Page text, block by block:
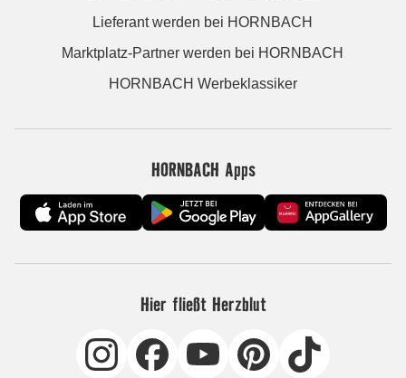
Lieferant werden bei HORNBACH
Marktplatz-Partner werden bei HORNBACH
HORNBACH Werbeklassiker
HORNBACH Apps
Hier fließt Herzblut